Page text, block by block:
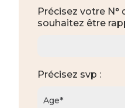
Précisez votre N°
souhaitez être
Précisez svp :